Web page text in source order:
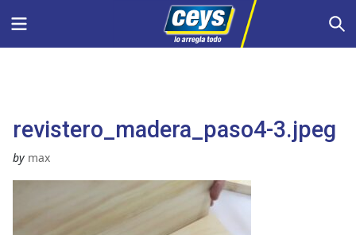
Menu
revistero_madera_paso4-3.jpeg
by max